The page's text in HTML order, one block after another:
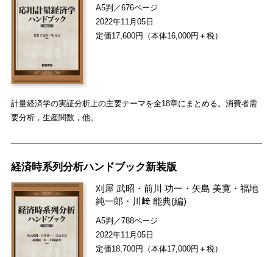
A5判／676ページ
2022年11月05日
定価17,600円（本体16,000円＋税）
計量経済学の実証分析上の主要テーマを全18章にまとめる。消費者需
要分析，生産関数，他。
経済時系列分析ハンドブック新装版
刈屋 武昭 ・前川 功一 ・ 矢島 美寛 ・福地
純一郎 ・ 川﨑 能典(編)
A5判／788ページ
2022年11月05日
定価18,700円（本体17,000円＋税）